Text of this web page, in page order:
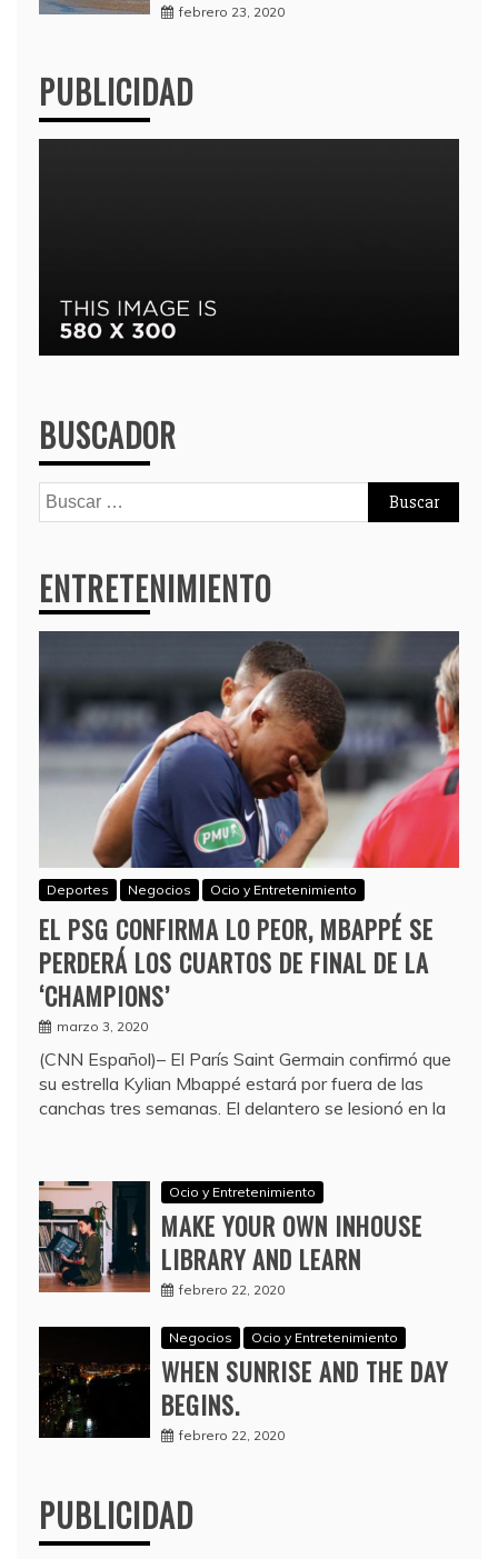
febrero 23, 2020
PUBLICIDAD
BUSCADOR
Buscar:
ENTRETENIMIENTO
Deportes Negocios Ocio y Entretenimiento
EL PSG CONFIRMA LO PEOR, MBAPPÉ SE
PERDERÁ LOS CUARTOS DE FINAL DE LA
‘CHAMPIONS’
marzo 3, 2020
(CNN Español)– El París Saint Germain confirmó que
su estrella Kylian Mbappé estará por fuera de las
canchas tres semanas. El delantero se lesionó en la
Ocio y Entretenimiento
MAKE YOUR OWN INHOUSE
LIBRARY AND LEARN
febrero 22, 2020
Negocios Ocio y Entretenimiento
WHEN SUNRISE AND THE DAY
BEGINS.
febrero 22, 2020
PUBLICIDAD